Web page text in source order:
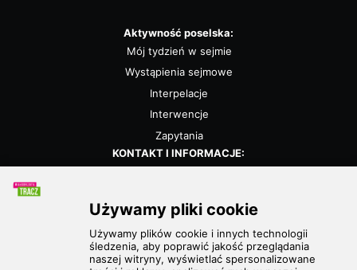
otwarte na dialog i kompromis — a to wszystko dla
Aktywność poselska:
Mój tydzień w sejmie
Wystąpienia sejmowe
Interpelacje
Interwencje
Zapytania
KONTAKT I INFORMACJE:
Polityka prywatności
POLECANE STRONY:
Partia Zieloni